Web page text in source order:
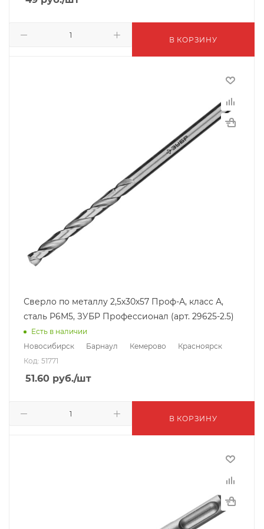
В КОРЗИНУ
Сверло по металлу 2,5х30х57 Проф-А, класс А,
сталь Р6М5, ЗУБР Профессионал (арт. 29625-2.5)
Есть в наличии
Новосибирск
Барнаул Кемерово
Красноярск
Код: 51771
51.60 руб./шт
В КОРЗИНУ